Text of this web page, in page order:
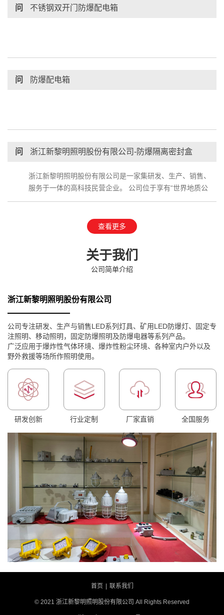
问 不锈钢双开门防爆配电箱
问 防爆配电箱
问 浙江新黎明照明股份有限公司-防爆隔离密封盒
浙江新黎明照明股份有限公司是一家集研发、生产、销售、
服务于一体的高科技民营企业。 公司位于享有“世界地质公
园”、国家AAAAA级…
查看更多
关于我们
公司简单介绍
浙江新黎明照明股份有限公司
公司专注研发、生产与销售LED系列灯具、矿用LED防爆灯、固定专
注照明、移动照明，固定防爆照明及防爆电器等系列产品。
广泛应用于爆炸性气体环境、爆炸性粉尘环境、各种室内户外以及
野外救援等场所作照明使用。
研发创新 行业定制 厂家直销 全国服务
首页 联系我们
© 2021 浙江新黎明照明股份有限公司 All Rights Reserved